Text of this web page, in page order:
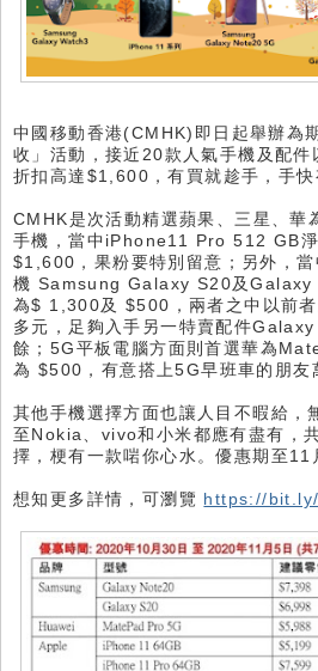
中國移動香港(CMHK)即日起舉辦為
收」活動，接近20款人氣手機及配件
折扣高達$1,600，有買就趁手，手快
CMHK是次活動精選蘋果、三星、華
手機，當中iPhone11 Pro 512 GB
$1,600，果粉要特別留意；另外，
機 Samsung Galaxy S20及Galaxy
為$ 1,300及 $500，兩者之中以前
多元，足夠入手另一特賣配件
餘；5G平板電腦方面則首選華為
為 $500，有意搭上5G早班車的朋友
其他手機選擇方面也讓人目不暇給
至Nokia、vivo和小米都應有盡有，
擇，梗有一款啱你心水。優惠期至11
想知更多詳情，可瀏覽 https://